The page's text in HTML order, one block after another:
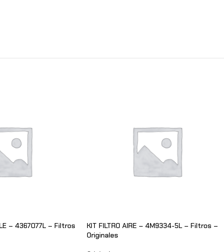
– 4367077L – Filtros
KIT FILTRO AIRE – 4M9334-5L – Filtros –
Originales